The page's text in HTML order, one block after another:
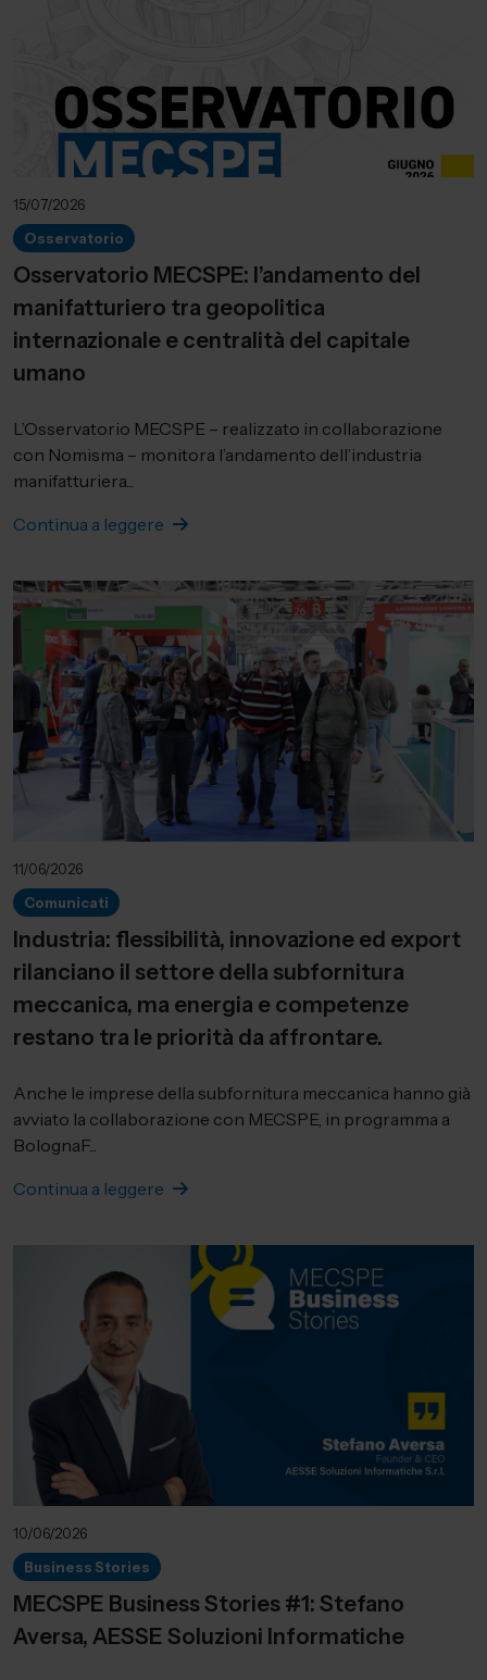
15/07/2026
Osservatorio
Osservatorio MECSPE: l’andamento del
manifatturiero tra geopolitica
internazionale e centralità del capitale
umano
L’Osservatorio MECSPE – realizzato in collaborazione
con Nomisma – monitora l’andamento dell’industria
manifatturiera...
Continua a leggere
11/06/2026
Comunicati
Industria: flessibilità, innovazione ed export
rilanciano il settore della subfornitura
meccanica, ma energia e competenze
restano tra le priorità da affrontare.
Anche le imprese della subfornitura meccanica hanno già
avviato la collaborazione con MECSPE, in programma a
BolognaF...
Continua a leggere
10/06/2026
Business Stories
MECSPE Business Stories #1: Stefano
Aversa, AESSE Soluzioni Informatiche